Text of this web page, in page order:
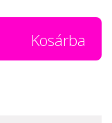
Kosárba